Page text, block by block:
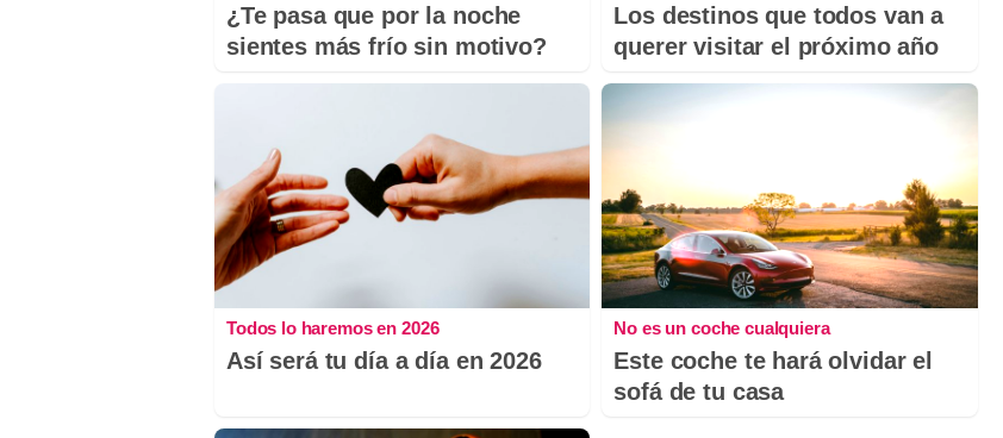
¿Te pasa que por la noche
sientes más frío sin motivo?
Los destinos que todos van a
querer visitar el próximo año
Todos lo haremos en 2026
Así será tu día a día en 2026
No es un coche cualquiera
Este coche te hará olvidar el
sofá de tu casa